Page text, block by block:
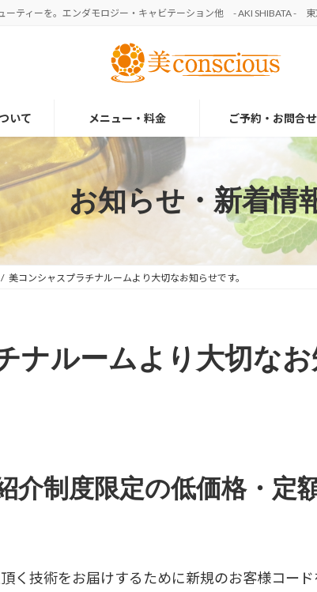
ーティーを。エンダモロジー・キャビテーション他 - AKI SHIBATA -
いて メニュー・料金 ご予約・お問合せ
お知らせ・新着情
美コンシャスプラチナルームより大切なお知らせです。
ナルームより大切なお
介制度限定の低価格・定
く技術をお届けするために新規のお客様コー